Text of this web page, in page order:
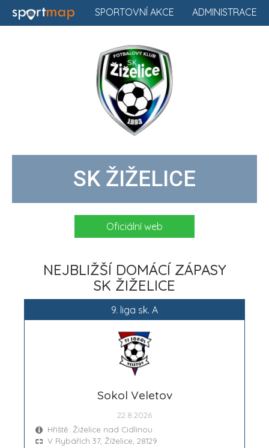
ADMINISTRACE
SPORTOVNÍ AKCE
SK ŽIŽELICE
Oficiální web
NEJBLIŽŠÍ DOMÁCÍ ZÁPASY
SK ŽIŽELICE
9. liga sk. A
Sokol Veletov
22.8.2026
Hřiště: Žiželice nad Cidlinou
V Rybářích 37, Žíželice, 28129